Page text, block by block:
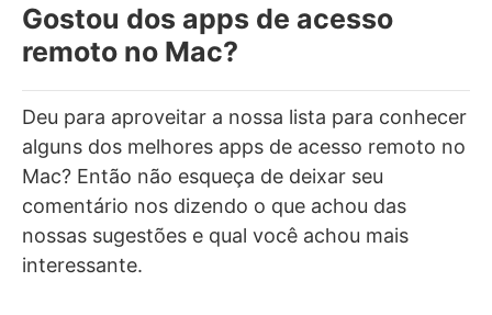
Gostou dos apps de acesso
remoto no Mac?
Deu para aproveitar a nossa lista para conhecer
alguns dos melhores apps de acesso remoto no
Mac? Então não esqueça de deixar seu
comentário nos dizendo o que achou das
nossas sugestões e qual você achou mais
interessante.